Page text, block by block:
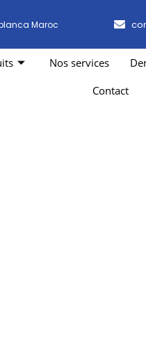
Maroc
Nos services
Contact